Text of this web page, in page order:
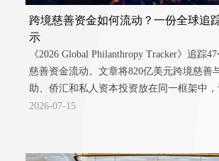
跨境慈善资金如何流动？一份全球追
示
《2026 Global Philanthropy Tracker》追踪
慈善资金流动。文章将820亿美元跨境慈善
助、侨汇和私人资本投资放在同一框架中，
资源如何流动，以及这对中国公益“走出去”
2026-07-15